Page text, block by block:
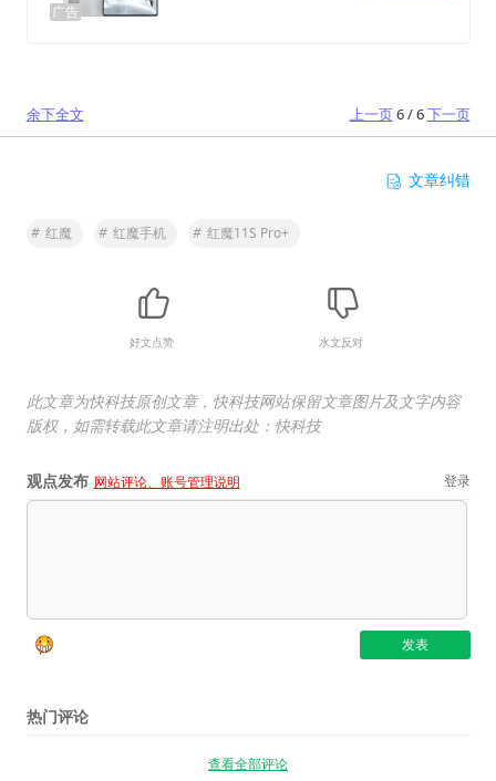
广告
余下全文 上一页6 / 6下一页
文章纠错
# 红魔 # 红魔手机 # 红魔11S Pro+
好文点赞 水文反对
此文章为快科技原创文章，快科技网站保留文章图片及文字内容
版权，如需转载此文章请注明出处：快科技
观点发布 网站评论、账号管理说明 登录
热门评论
查看全部评论